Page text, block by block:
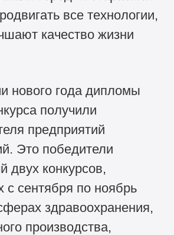
все технологии,
качество жизни
нового года дипломы
получили
предприятий
Это победители
двух конкурсов,
с сентября по ноябрь
здравоохранения,
производства,